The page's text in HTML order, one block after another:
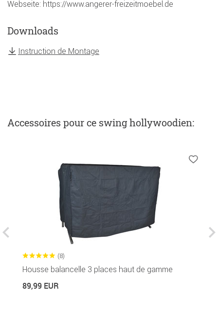
Webseite: https://www.angerer-freizeitmoebel.de
Downloads
Instruction de Montage
Accessoires pour ce swing hollywoodien:
(8)
Housse balancelle 3 places haut de gamme
89,99 EUR